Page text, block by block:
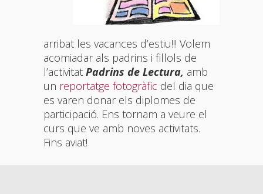
arribat les vacances d’estiu!!! Volem
acomiadar als padrins i fillols de
l’activitat Padrins de Lectura, amb
un reportatge fotogràfic del dia que
es varen donar els diplomes de
participació. Ens tornam a veure el
curs que ve amb noves activitats.
Fins aviat!